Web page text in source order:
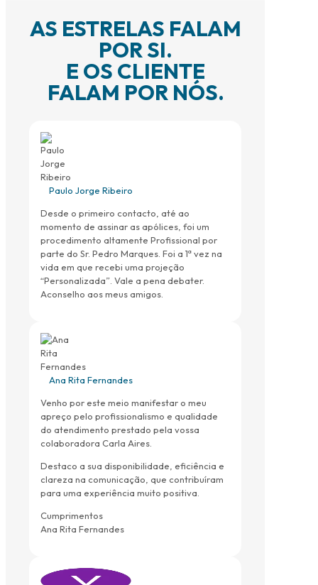
AS ESTRELAS FALAM
POR SI.
E OS CLIENTE
FALAM POR NÓS.
Paulo Jorge Ribeiro
Desde o primeiro contacto, até ao
momento de assinar as apólices, foi um
procedimento altamente Profissional por
parte do Sr. Pedro Marques. Foi a 1ª vez na
vida em que recebi uma projeção
“Personalizada”. Vale a pena debater.
Aconselho aos meus amigos.
Ana Rita Fernandes
Venho por este meio manifestar o meu
apreço pelo profissionalismo e qualidade
do atendimento prestado pela vossa
colaboradora Carla Aires.
Destaco a sua disponibilidade, eficiência e
clareza na comunicação, que contribuíram
para uma experiência muito positiva.
Cumprimentos
Ana Rita Fernandes